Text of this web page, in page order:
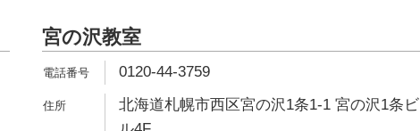
宮の沢教室
0120-44-3759
北海道札幌市西区宮の沢1条1-1 宮の沢1条ビ